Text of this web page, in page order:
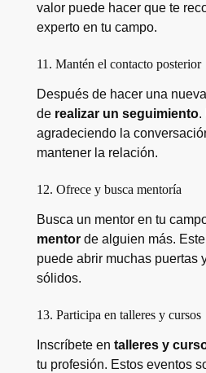
valor puede hacer que te
experto en tu campo.
11. Mantén el contacto posterior
Después de hacer una
de realizar un seguimiento.
agradeciendo la
mantener la relación.
12. Ofrece y busca mentoría
Busca un mentor en tu
mentorde alguien más.
puede abrir muchas puertas
sólidos.
13. Participa en talleres y cursos
Inscríbete en talleres y
tu profesión. Estos eventos